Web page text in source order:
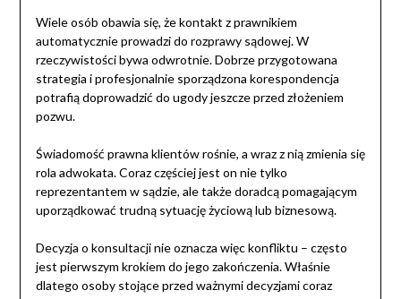
Wiele osób obawia się, że kontakt z prawnikiem
automatycznie prowadzi do rozprawy sądowej. W
rzeczywistości bywa odwrotnie. Dobrze przygotowana
strategia i profesjonalnie sporządzona korespondencja
potrafią doprowadzić do ugody jeszcze przed złożeniem
pozwu.
Świadomość prawna klientów rośnie, a wraz z nią zmienia się
rola adwokata. Coraz częściej jest on nie tylko
reprezentantem w sądzie, ale także doradcą pomagającym
uporządkować trudną sytuację życiową lub biznesową.
Decyzja o konsultacji nie oznacza więc konfliktu – często
jest pierwszym krokiem do jego zakończenia. Właśnie
dlatego osoby stojące przed ważnymi decyzjami coraz